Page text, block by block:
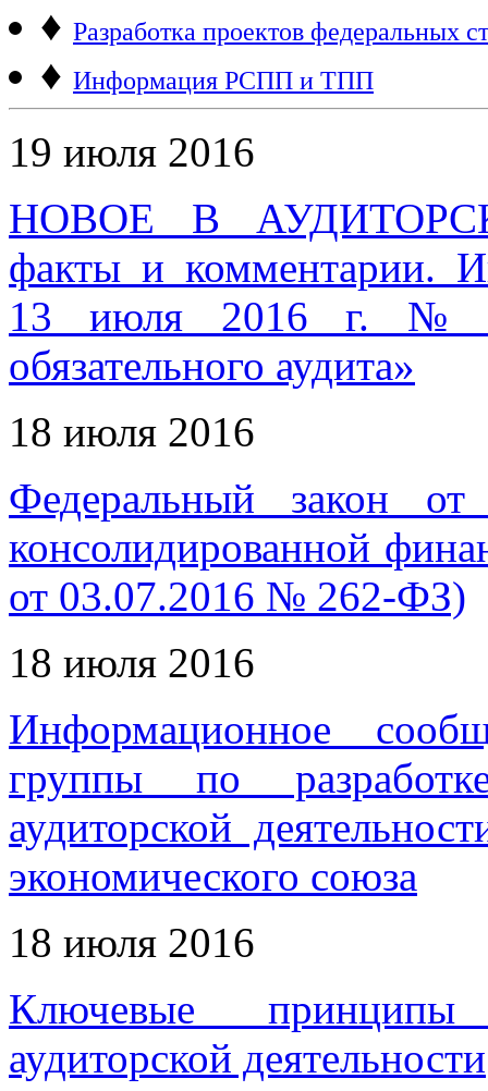
♦ Разработка проектов федеральных
♦ Информация РСПП и ТПП
19 июля 2016
НОВОЕ В
факты и комментарии.
13 июля 2016 г. №
обязательного аудита»
18 июля 2016
Федеральный закон
консолидированной
от 03.07.2016 № 262-ФЗ)
18 июля 2016
Информационное
группы по
аудиторской
экономического союза
18 июля 2016
Ключевые принципы
аудиторской деятельности